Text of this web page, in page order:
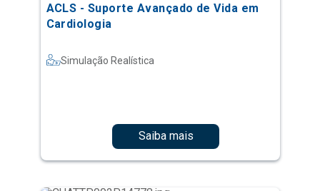
ACLS - Suporte Avançado de Vida em
Cardiologia
Simulação Realística
Saiba mais